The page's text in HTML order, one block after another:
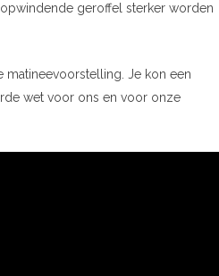
geroffel sterker worden
matineevoorstelling. Je kon een
wet voor ons en voor onze